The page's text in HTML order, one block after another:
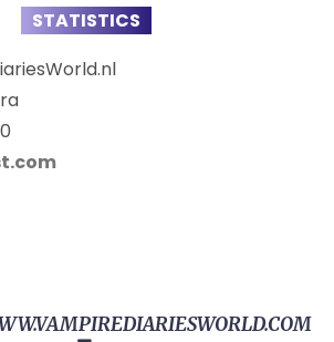
STATISTICS